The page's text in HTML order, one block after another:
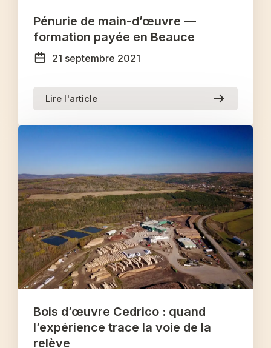
Pénurie de main-d’œuvre —
formation payée en Beauce
21 septembre 2021
Lire l'article
Bois d’œuvre Cedrico : quand
l’expérience trace la voie de la
relève